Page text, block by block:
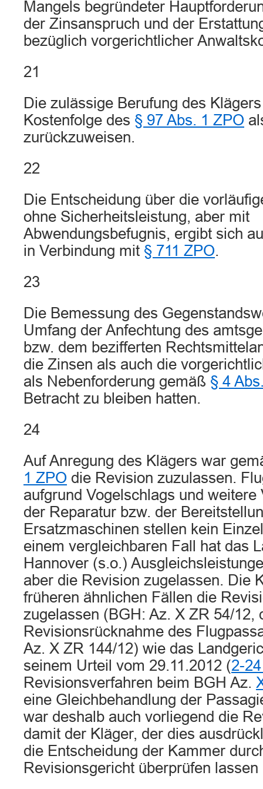
Mangels begründeter
der Zinsanspruch und der
bezüglich vorgerichtlicher
21
Die zulässige Berufung des
Kostenfolge des § 97 Abs. 1 ZPO
zurückzuweisen.
22
Die Entscheidung über die
ohne Sicherheitsleistung, aber mit
Abwendungsbefugnis, ergibt sich
in Verbindung mit § 711 ZPO.
23
Die Bemessung des
Umfang der Anfechtung des
bzw. dem bezifferten
die Zinsen als auch die
als Nebenforderung gemäß § 4
Betracht zu bleiben hatten.
24
Auf Anregung des Klägers war
1 ZPO die Revision zuzulassen.
aufgrund Vogelschlags und weitere
der Reparatur bzw. der
Ersatzmaschinen stellen kein
einem vergleichbaren Fall hat das
Hannover (s.o.)
aber die Revision zugelassen. Die
früheren ähnlichen Fällen die
zugelassen (BGH: Az. X ZR 54/12,
Revisionsrücknahme des
Az. X ZR 144/12) wie das
seinem Urteil vom 29.11.2012 (2-
Revisionsverfahren beim BGH Az.
eine Gleichbehandlung der
war deshalb auch vorliegend die
damit der Kläger, der dies
die Entscheidung der Kammer
Revisionsgericht überprüfen lassen